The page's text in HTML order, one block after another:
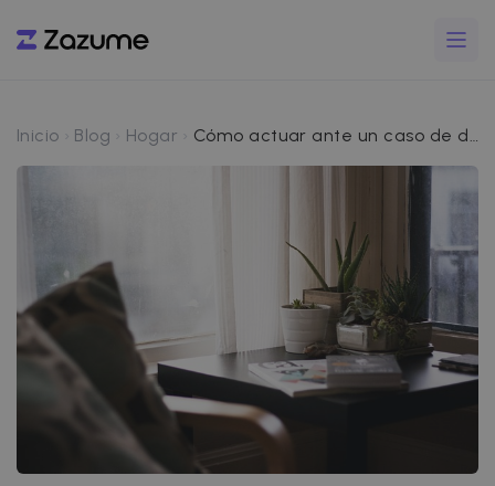
Inicio Blog Hogar Cómo actuar ante un caso de daños en una propiedad alquilada